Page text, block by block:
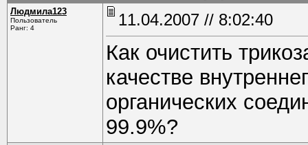
Людмила123
Пользователь
Ранг: 4
11.04.2007 // 8:02:40
Как очистить
качестве
органических
99.9%?